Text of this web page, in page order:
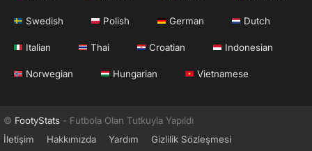
Swedish Polish German Dutch
Italian Thai Croatian Indonesian
Norwegian Hungarian Vietnamese
© FootyStats - Futbola Olan Tutkuyla Yapıldı
İletişim
Hakkımızda Yardım Gizlilik Sözleşmesi